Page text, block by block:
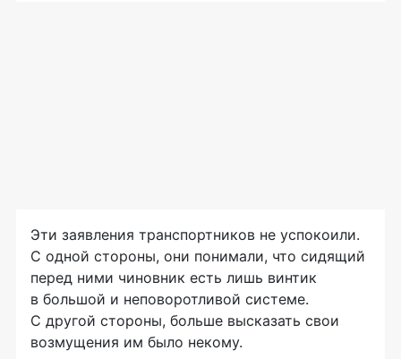
Эти заявления транспортников не успокоили.
С одной стороны, они понимали, что сидящий
перед ними чиновник есть лишь винтик
в большой и неповоротливой системе.
С другой стороны, больше высказать свои
возмущения им было некому.